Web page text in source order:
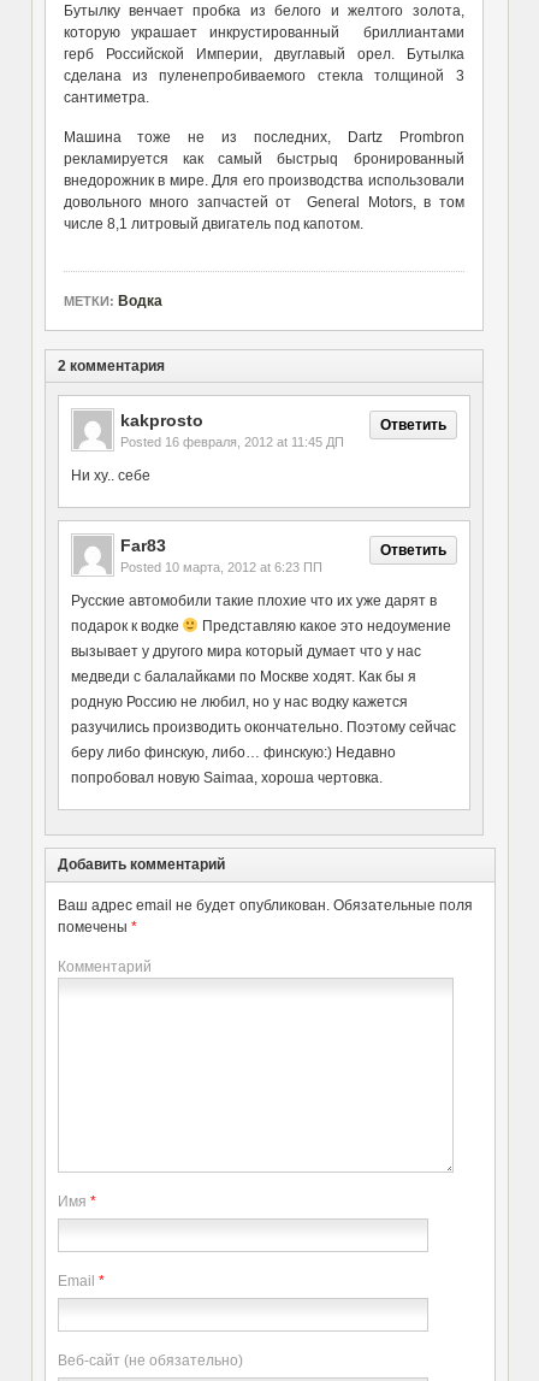
Бутылку венчает пробка из белого и желтого золота,
которую украшает инкрустированный бриллиантами
герб Российской Империи, двуглавый орел. Бутылка
сделана из пуленепробиваемого стекла толщиной 3
сантиметра.
Машина тоже не из последних, Dartz Prombron
рекламируется как самый быстрыq бронированный
внедорожник в мире. Для его производства использовали
довольного много запчастей от General Motors, в том
числе 8,1 литровый двигатель под капотом.
МЕТКИ: Водка
2 комментария
Ответить
kakprosto
Posted 16 февраля, 2012 at 11:45 ДП
Ни ху.. себе
Ответить
Far83
Posted 10 марта, 2012 at 6:23 ПП
Русские автомобили такие плохие что их уже дарят в
подарок к водке
Представляю какое это недоумение
вызывает у другого мира который думает что у нас
медведи с балалайками по Москве ходят. Как бы я
родную Россию не любил, но у нас водку кажется
разучились производить окончательно. Поэтому сейчас
беру либо финскую, либо… финскую:) Недавно
попробовал новую Saimaa, хороша чертовка.
Добавить комментарий
Ваш адрес email не будет опубликован. Обязательные поля
помечены *
Комментарий
Имя *
Email *
Веб-сайт (не обязательно)